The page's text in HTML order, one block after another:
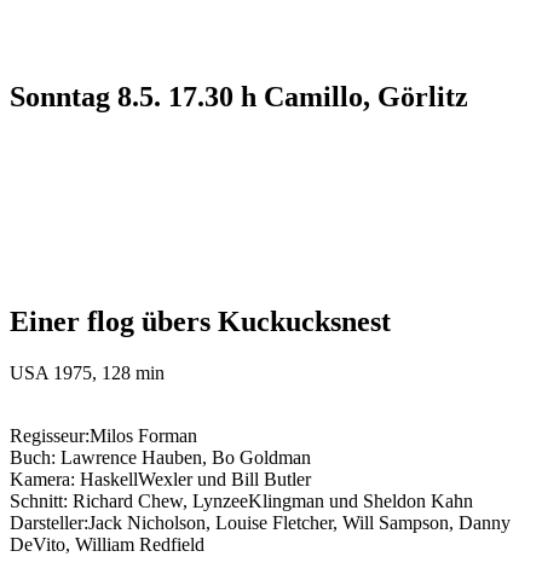
Sonntag 8.5. 17.30 h Camillo, Görlitz
Einer flog übers Kuckucksnest
USA 1975, 128 min
Regisseur:Milos Forman
Buch: Lawrence Hauben, Bo Goldman
Kamera: HaskellWexler und Bill Butler
Schnitt: Richard Chew, LynzeeKlingman und Sheldon Kahn
Darsteller:Jack Nicholson, Louise Fletcher, Will Sampson, Danny
DeVito, William Redfield